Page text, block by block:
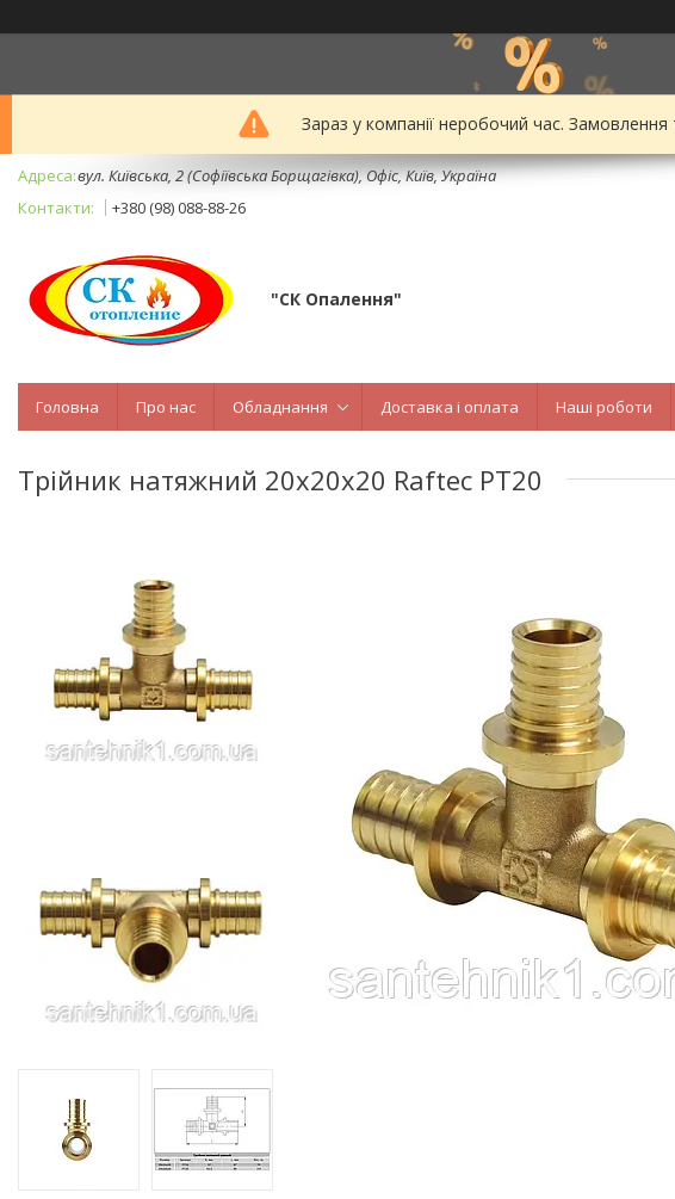
Зараз у компанії неробочий час.
вул. Київська, 2 (Софіївська Борщагівка), Офіс, Київ, Україна
+380 (98) 088-88-26
"СК Опалення"
Головна Про нас Обладнання Доставка і оплата Наші роботи
Трійник натяжний 20х20х20 Raftec PT20